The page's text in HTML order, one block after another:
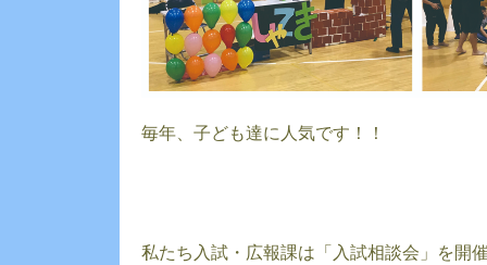
毎年、子ども達に人気です！！
私たち入試・広報課は「入試相談会」を開